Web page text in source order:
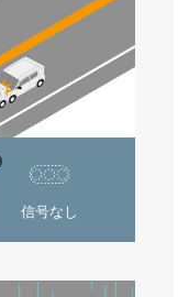
信号なし